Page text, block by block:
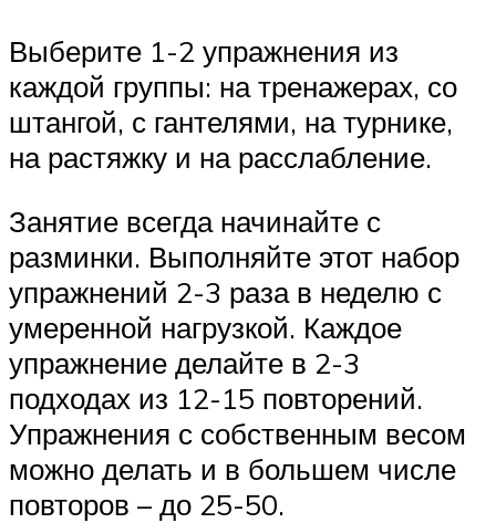
Выберите 1-2 упражнения из
каждой группы: на тренажерах, со
штангой, с гантелями, на турнике,
на растяжку и на расслабление.
Занятие всегда начинайте с
разминки. Выполняйте этот набор
упражнений 2-3 раза в неделю с
умеренной нагрузкой. Каждое
упражнение делайте в 2-3
подходах из 12-15 повторений.
Упражнения с собственным весом
можно делать и в большем числе
повторов – до 25-50.